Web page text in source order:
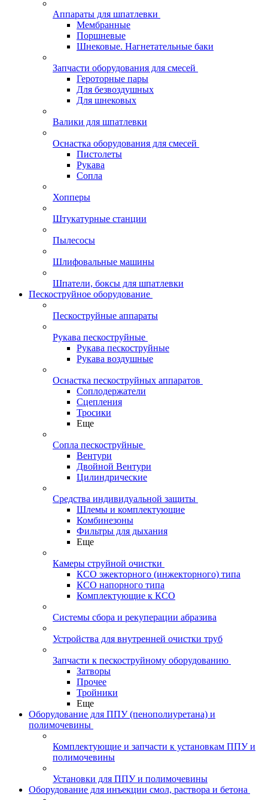
Аппараты для шпатлевки
Мембранные
Поршневые
Шнековые. Нагнетательные баки
Запчасти оборудования для смесей
Героторные пары
Для безвоздушных
Для шнековых
Валики для шпатлевки
Оснастка оборудования для смесей
Пистолеты
Рукава
Сопла
Хопперы
Штукатурные станции
Пылесосы
Шлифовальные машины
Шпатели, боксы для шпатлевки
Пескоструйное оборудование
Пескоструйные аппараты
Рукава пескоструйные
Рукава пескоструйные
Рукава воздушные
Оснастка пескоструйных аппаратов
Соплодержатели
Сцепления
Тросики
Еще
Сопла пескоструйные
Вентури
Двойной Вентури
Цилиндрические
Средства индивидуальной защиты
Шлемы и комплектующие
Комбинезоны
Фильтры для дыхания
Еще
Камеры струйной очистки
КСО эжекторного (инжекторного) типа
КСО напорного типа
Комплектующие к КСО
Системы сбора и рекуперации абразива
Устройства для внутренней очистки труб
Запчасти к пескоструйному оборудованию
Затворы
Прочее
Тройники
Еще
Оборудование для ППУ (пенополиуретана) и
полимочевины
Комплектующие и запчасти к установкам ППУ и
полимочевины
Установки для ППУ и полимочевины
Оборудование для инъекции смол, раствора и бетона